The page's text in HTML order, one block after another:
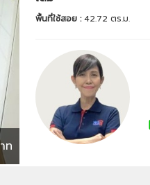
ท
พื้นที่ใช้สอย :42.72 ตร.ม.